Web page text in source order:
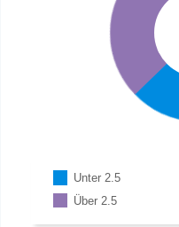
Unter 2.5
Über 2.5